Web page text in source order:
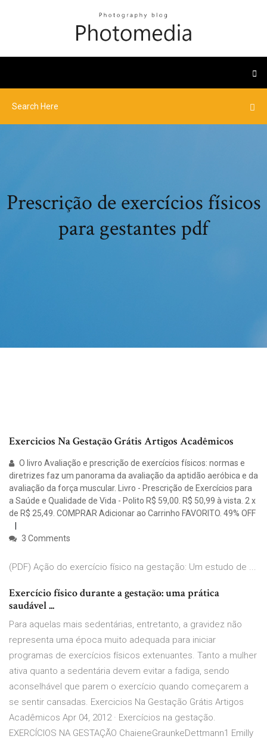
Prescrição de exercícios físicos
para gestantes pdf
Exercicios Na Gestação Grátis Artigos Acadêmicos
O livro Avaliação e prescrição de exercícios físicos: normas e
diretrizes faz um panorama da avaliação da aptidão aeróbica e da
avaliação da força muscular. Livro - Prescrição de Exercícios para
a Saúde e Qualidade de Vida - Polito R$ 59,00. R$ 50,99 à vista. 2 x
de R$ 25,49. COMPRAR Adicionar ao Carrinho FAVORITO. 49% OFF
3 Comments
(PDF) Ação do exercício físico na gestação: Um estudo de ...
Exercício físico durante a gestação: uma prática
saudável ...
Para aquelas mais sedentárias, entretanto, a gravidez não
representa uma época muito adequada para iniciar
programas de exercícios físicos extenuantes. Tanto a mulher
ativa quanto a sedentária devem evitar a fadiga, sendo
aconselhável que parem o exercício quando começarem a
se sentir cansadas. Exercicios Na Gestação Grátis Artigos
Acadêmicos Apr 04, 2012 · Exercícios na gestação.
EXERCÍCIOS NA GESTAÇÃO ChaieneGraunkeDettmann1 Emilly